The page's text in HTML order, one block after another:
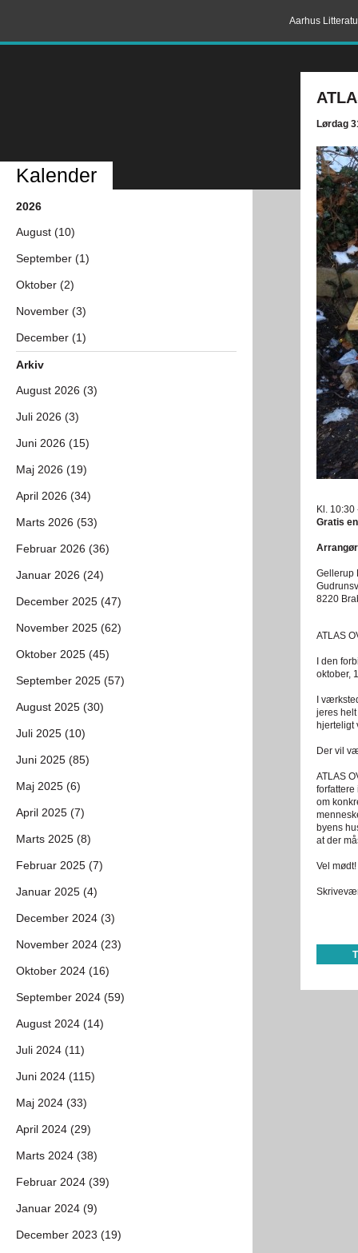
Aarhus
Lørdag
Kl. 10:30
Gratis
Gellerup
8220
ATLAS
I den
oktober,
I
jeres
hjerteligt
Der vil
ATLAS
forfattere
om
byens
at der
Vel mødt!
Kalender
2026
August (10)
September (1)
Oktober (2)
November (3)
December (1)
Arkiv
August 2026 (3)
Juli 2026 (3)
Juni 2026 (15)
Maj 2026 (19)
April 2026 (34)
Marts 2026 (53)
Februar 2026 (36)
Januar 2026 (24)
December 2025 (47)
November 2025 (62)
Oktober 2025 (45)
September 2025 (57)
August 2025 (30)
Juli 2025 (10)
Juni 2025 (85)
Maj 2025 (6)
April 2025 (7)
Marts 2025 (8)
Februar 2025 (7)
Januar 2025 (4)
December 2024 (3)
November 2024 (23)
Oktober 2024 (16)
September 2024 (59)
August 2024 (14)
Juli 2024 (11)
Juni 2024 (115)
Maj 2024 (33)
April 2024 (29)
Marts 2024 (38)
Februar 2024 (39)
Januar 2024 (9)
December 2023 (19)